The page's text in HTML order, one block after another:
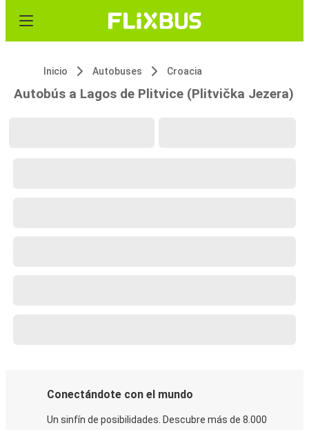
Inicio Autobuses Croacia
Autobús a Lagos de Plitvice (Plitvička Jezera)
Conectándote con el mundo
Un sinfín de posibilidades. Descubre más de 8.000